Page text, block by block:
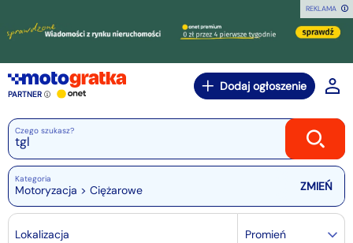
REKLAMA
PARTNER
Dodaj ogłoszenie
Czego szukasz?
Kategoria
Motoryzacja > Ciężarowe
Lokalizacja Promień